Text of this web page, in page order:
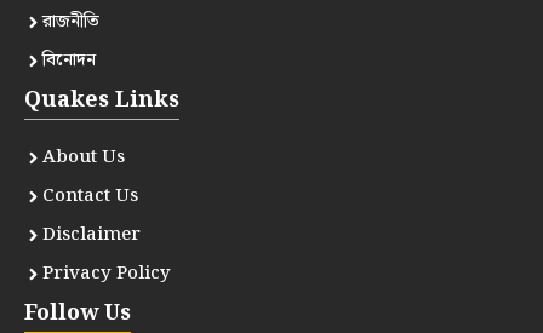
রাজনীতি
বিনোদন
Quakes Links
About Us
Contact Us
Disclaimer
Privacy Policy
Follow Us